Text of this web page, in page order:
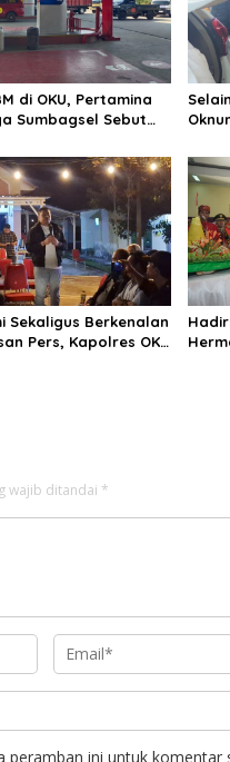
di OKU, Pertamina
Sumbagsel Sebut
dan Perkuat
di Kabupaten Ogan
Sekaligus Berkenalan
Pers, Kapolres OKU
wajib ditandai *
ini untuk komentar